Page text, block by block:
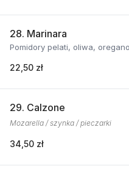
28. Marinara
Pomidory pelati, oliwa, oregano
22,50 zł
29. Calzone
Mozarella / szynka / pieczarki
34,50 zł